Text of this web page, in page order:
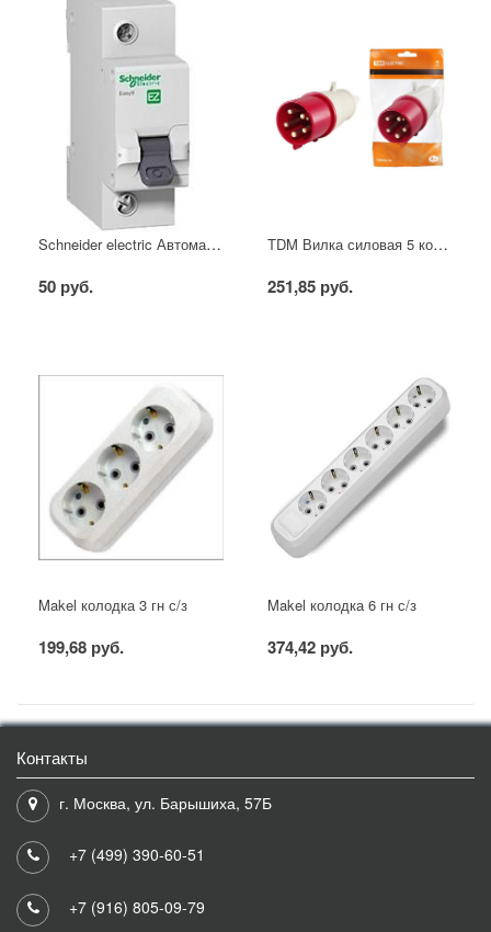
Schneider electric Автоматический выключатель 1/40А
50 руб.
TDM Вилка силовая 5 контактов 16А 380В IP44
251,85 руб.
Makel колодка 3 гн с/з
199,68 руб.
Makel колодка 6 гн с/з
374,42 руб.
Контакты
г. Москва, ул. Барышиха, 57Б
+7 (499) 390-60-51
+7 (916) 805-09-79